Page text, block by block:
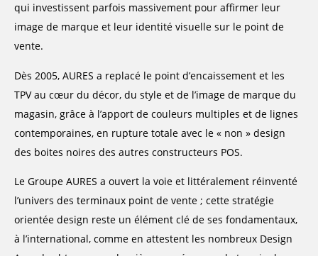
qui investissent parfois massivement pour affirmer leur
image de marque et leur identité visuelle sur le point de
vente.
Dès 2005, AURES a replacé le point d’encaissement et les
TPV au cœur du décor, du style et de l’image de marque du
magasin, grâce à l’apport de couleurs multiples et de lignes
contemporaines, en rupture totale avec le « non » design
des boites noires des autres constructeurs POS.
Le Groupe AURES a ouvert la voie et littéralement réinventé
l’univers des terminaux point de vente ; cette stratégie
orientée design reste un élément clé de ses fondamentaux,
à l’international, comme en attestent les nombreux Design